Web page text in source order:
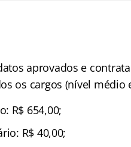
aprovados e
os cargos (nível médio
R$ 654,00;
R$ 40,00;